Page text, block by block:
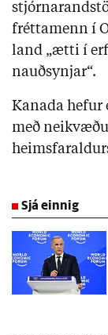
fréttamenn í
land „ætti í
nauðsynjar“.
Kanada hefur
með
Sjá einnig